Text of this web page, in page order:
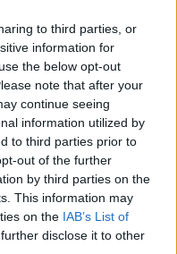
to third parties, or
information for
the below opt-out
note that after your
continue seeing
information utilized by
to third parties prior to
out of the further
by third parties on the
This information may
on the IAB’s List of
disclose it to other
i langrenn
TV-tider
problemer
og store deler av
seiglivet skade.
til å sette strek
kortene og åpnet